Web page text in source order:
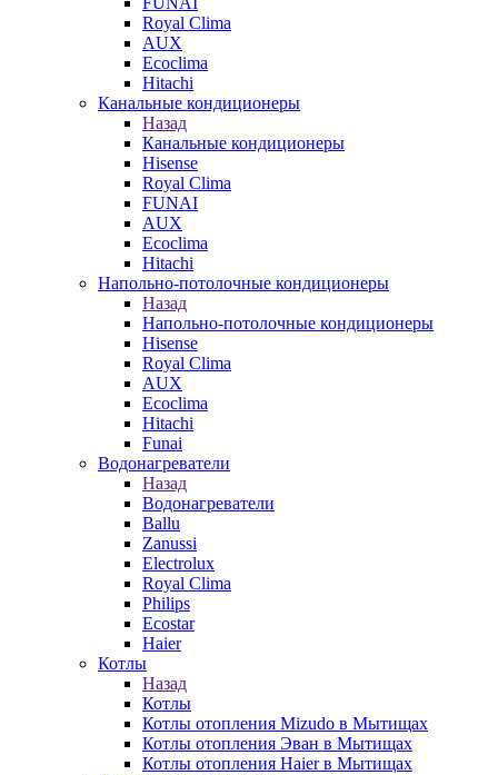
Royal Clima
AUX
Ecoclima
Hitachi
Канальные кондиционеры
Назад
Канальные кондиционеры
Hisense
Royal Clima
FUNAI
AUX
Ecoclima
Hitachi
Напольно-потолочные кондиционеры
Назад
Напольно-потолочные кондиционеры
Hisense
Royal Clima
AUX
Ecoclima
Hitachi
Funai
Водонагреватели
Назад
Водонагреватели
Ballu
Zanussi
Electrolux
Royal Clima
Philips
Ecostar
Haier
Котлы
Назад
Котлы
Котлы отопления Mizudo в Мытищах
Котлы отопления Эван в Мытищах
Котлы отопления Haier в Мытищах